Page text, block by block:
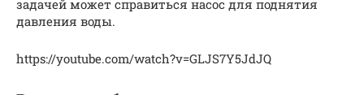
задачей может справиться насос для поднятия
давления воды.
https://youtube.com/watch?v=GLJS7Y5JdJQ